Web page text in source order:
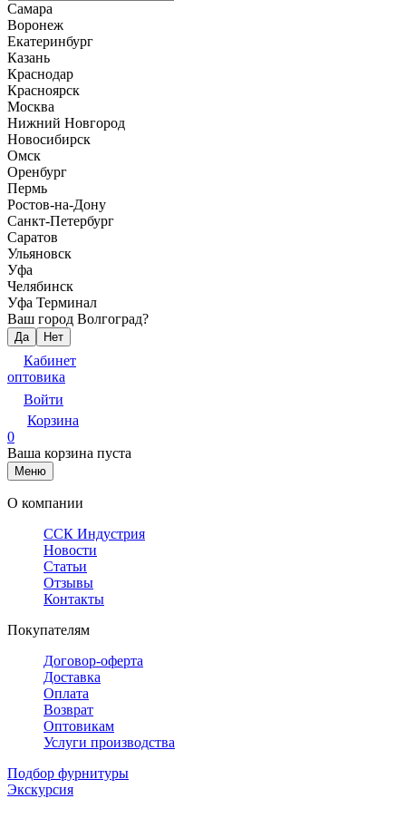
Самара
Воронеж
Екатеринбург
Казань
Краснодар
Красноярск
Москва
Нижний Новгород
Новосибирск
Омск
Оренбург
Пермь
Ростов-на-Дону
Санкт-Петербург
Саратов
Ульяновск
Уфа
Челябинск
Уфа Терминал
Ваш город Волгоград?
Да Нет
Кабинет
оптовика
Войти
Корзина
0
Ваша корзина пуста
Меню
О компании
ССК Индустрия
Новости
Статьи
Отзывы
Контакты
Покупателям
Договор-оферта
Доставка
Оплата
Возврат
Оптовикам
Услуги производства
Подбор фурнитуры
Экскурсия